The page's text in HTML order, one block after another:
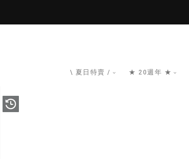
\ 夏日特賣 / ★ 20週年 ★